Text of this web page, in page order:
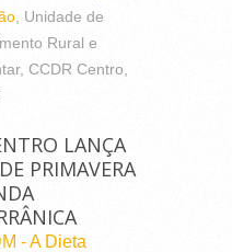
, Unidade de
Rural e
CCDR Centro,
LANÇA
PRIMAVERA
- A Dieta